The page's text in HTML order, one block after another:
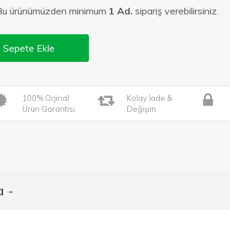
ürünümüzden minimum 1 Ad. sipariş verebilirsiniz.
Sepete Ekle
100% Orjinal
Ürün Garantisi
Kolay İade &
Değişim
-